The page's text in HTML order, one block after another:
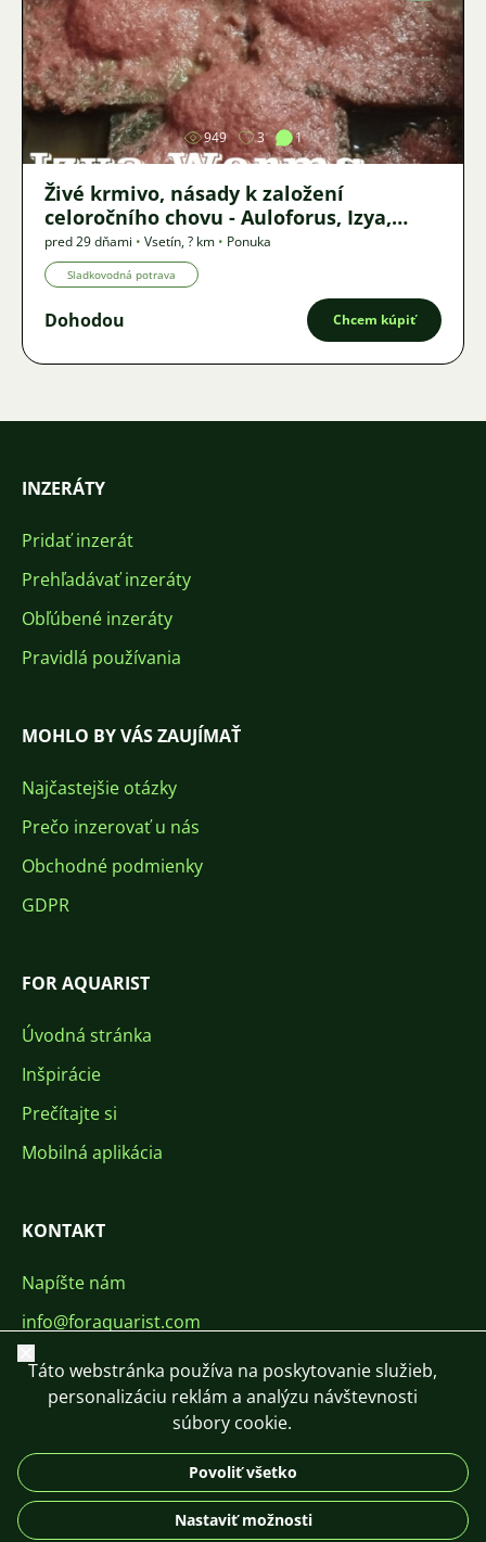
Obrázok
949 3 1
Živé krmivo, násady k založení
celoročního chovu - Auloforus, Izya,
Grindal, Roupice, Moina,
pred 29 dňami • Vsetín,? km • Ponuka
Sladkovodná potrava
Dohodou Chcem kúpiť
INZERÁTY
Pridať inzerát
Prehľadávať inzeráty
Obľúbené inzeráty
Pravidlá používania
MOHLO BY VÁS ZAUJÍMAŤ
Najčastejšie otázky
Prečo inzerovať u nás
Obchodné podmienky
GDPR
FOR AQUARIST
Úvodná stránka
Inšpirácie
Prečítajte si
Mobilná aplikácia
KONTAKT
Napíšte nám
info@foraquarist.com
+420 603 449 602
DE
Zavrieť
Táto webstránka používa na poskytovanie služieb,
personalizáciu reklám a analýzu návštevnosti
súbory cookie.
Povoliť všetko
Nastaviť možnosti